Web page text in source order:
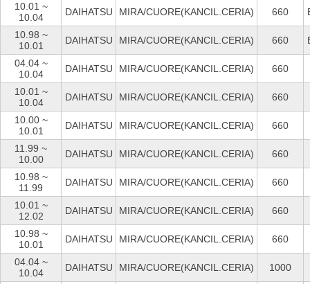
10.01 ~
10.04
DAIHATSU MIRA/CUORE(KANCIL.CERIA) 660
10.98 ~
10.01
DAIHATSU MIRA/CUORE(KANCIL.CERIA) 660
04.04 ~
10.04
DAIHATSU MIRA/CUORE(KANCIL.CERIA) 660
10.01 ~
10.04
DAIHATSU MIRA/CUORE(KANCIL.CERIA) 660
10.00 ~
10.01
DAIHATSU MIRA/CUORE(KANCIL.CERIA) 660
11.99 ~
10.00
DAIHATSU MIRA/CUORE(KANCIL.CERIA) 660
10.98 ~
11.99
DAIHATSU MIRA/CUORE(KANCIL.CERIA) 660
10.01 ~
12.02
DAIHATSU MIRA/CUORE(KANCIL.CERIA) 660
10.98 ~
10.01
DAIHATSU MIRA/CUORE(KANCIL.CERIA) 660
04.04 ~
10.04
DAIHATSU MIRA/CUORE(KANCIL.CERIA) 1000